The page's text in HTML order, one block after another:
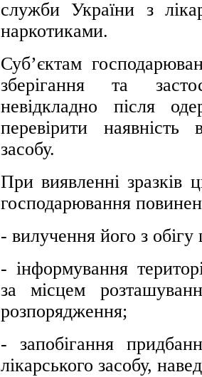
служби України з
наркотиками.
Суб’єктам
зберігання та
невідкладно після
перевірити наявність
засобу.
При виявленні зразків
господарювання
- вилучення його з
- інформування
за місцем
розпорядження;
- запобігання
лікарського засобу,